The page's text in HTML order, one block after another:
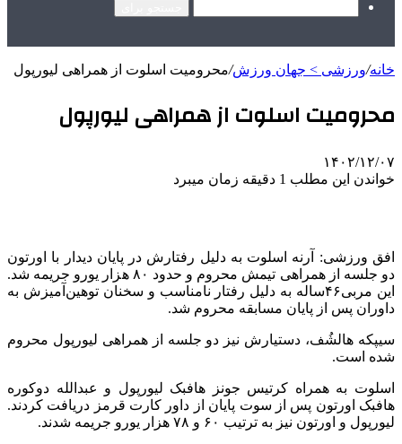
خانه/ورزشی > جهان ورزش/محرومیت اسلوت از همراهی لیورپول
محرومیت اسلوت از همراهی لیورپول
۱۴۰۲/۱۲/۰۷
خواندن این مطلب 1 دقیقه زمان میبرد
افق ورزشی: آرنه اسلوت به دلیل رفتارش در پایان دیدار با اورتون
دو جلسه از همراهی تیمش محروم و حدود ۸۰ هزار یورو جریمه شد.
این مربی۴۶ساله به دلیل رفتار نامناسب و سخنان توهین‌آمیزش به
داوران پس از پایان مسابقه محروم شد.
سیپکه هالشُف، دستیارش نیز دو جلسه از همراهی لیورپول محروم
شده است.
اسلوت به همراه کرتیس جونز هافبک لیورپول و عبدالله دوکوره
هافبک اورتون پس از سوت پایان از داور کارت قرمز دریافت کردند.
لیورپول و اورتون نیز به ترتیب ۶۰ و ۷۸ هزار یورو جریمه شدند.